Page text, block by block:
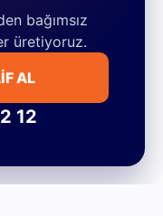
bağımsız
üretiyoruz.
AL
12